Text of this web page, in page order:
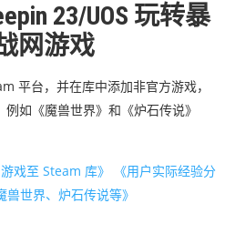
23/UOS 玩转暴
网游戏
平台，并在库中添加非官方游戏，
如《魔兽世界》和《炉石传说》
戏至 Steam 库》
《用户实际经验分
世界、炉石传说等》